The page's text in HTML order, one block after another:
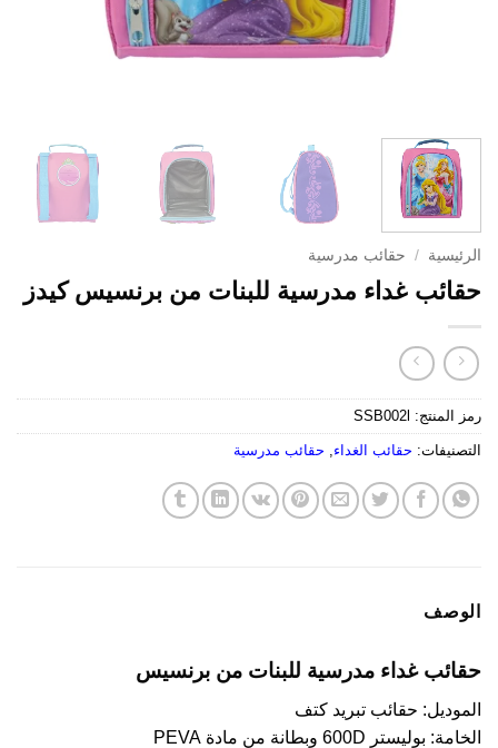
الرئيسية / حقائب مدرسية
حقائب غداء مدرسية للبنات من برنسيس كيدز
رمز المنتج: SSB002l
التصنيفات: حقائب الغداء, حقائب مدرسية
الوصف
حقائب غداء مدرسية للبنات من برنسيس
الموديل: حقائب تبريد كتف
الخامة: بوليستر 600D وبطانة من مادة PEVA